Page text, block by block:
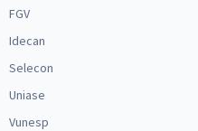
FGV
Idecan
Selecon
Uniase
Vunesp